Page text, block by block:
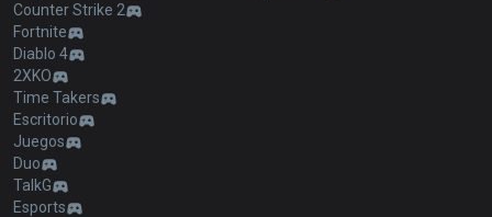
Counter Strike 2
Fortnite
Diablo 4
2XKO
Time Takers
Escritorio
Juegos
Duo
TalkG
Esports